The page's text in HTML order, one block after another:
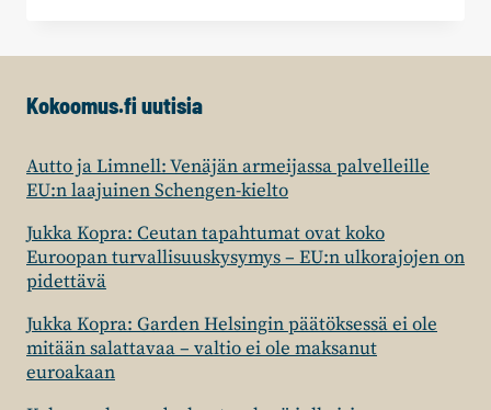
Kokoomus.fi uutisia
Autto ja Limnell: Venäjän armeijassa palvelleille
EU:n laajuinen Schengen-kielto
Jukka Kopra: Ceutan tapahtumat ovat koko
Euroopan turvallisuuskysymys – EU:n ulkorajojen on
pidettävä
Jukka Kopra: Garden Helsingin päätöksessä ei ole
mitään salattavaa – valtio ei ole maksanut
euroakaan